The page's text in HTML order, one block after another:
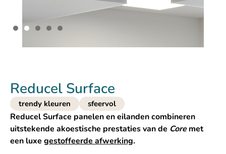
Reducel Surface
trendy kleuren sfeervol
Reducel Surface panelen en eilanden combineren
uitstekende akoestische prestaties van de Coremet
een luxe gestoffeerde afwerking.